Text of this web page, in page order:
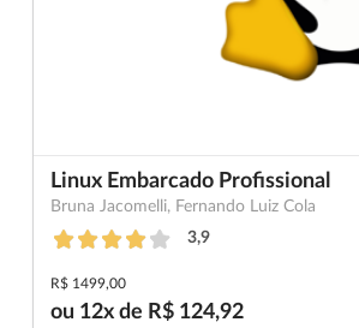
Linux Embarcado Profissional
Bruna Jacomelli, Fernando Luiz Cola
3,9
R$ 1499,00
ou 12x de R$ 124,92